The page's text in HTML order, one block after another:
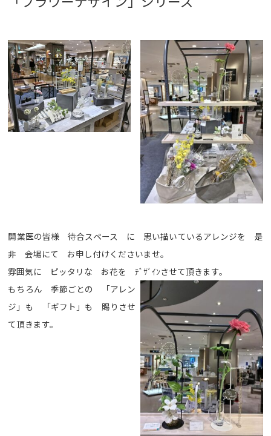
開業医の皆様 待合スペース に 思い描いているアレンジを 是
非 会場にて お申し付けくださいませ。
雰囲気に ピッタリな お花を ﾃﾞｻﾞｲﾝさせて頂きます。
もちろん 季節ごとの 「アレン
ジ」も 「ギフト」も 賜りさせ
て頂きます。